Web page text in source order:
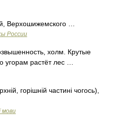
Верхошижемского …
России
холм. Крутые
угорам растёт лес …
горішній частині чогось),
мови